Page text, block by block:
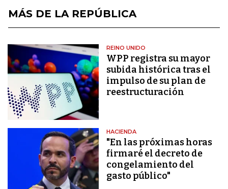
MÁS DE LA REPÚBLICA
REINO UNIDO
WPP registra su mayor
subida histórica tras el
impulso de su plan de
reestructuración
HACIENDA
"En las próximas horas
firmaré el decreto de
congelamiento del
gasto público"